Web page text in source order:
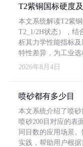
T2紫铜国标硬度
本文系统解读T2紫
T2_1/2H状态），结
析其力学性能指标
特性差异，为工业选
2026年8月4日
喷砂都有多少目
本文系统介绍了喷
喷砂200目对应的表
同目数的应用场景
实践，帮助用户根据